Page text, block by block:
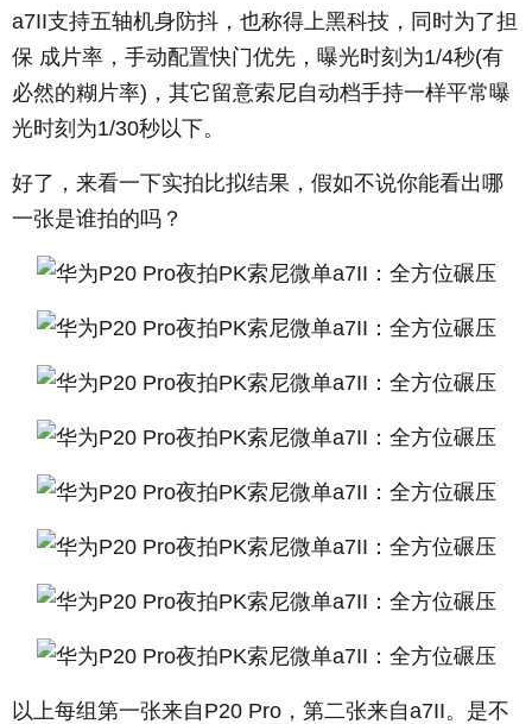
a7II支持五轴机身防抖，也称得上黑科技，同时为了担
保 成片率，手动配置快门优先，曝光时刻为1/4秒(有
必然的糊片率)，其它留意索尼自动档手持一样平常曝
光时刻为1/30秒以下。
好了，来看一下实拍比拟结果，假如不说你能看出哪
一张是谁拍的吗？
以上每组第一张来自P20 Pro，第二张来自a7II。是不